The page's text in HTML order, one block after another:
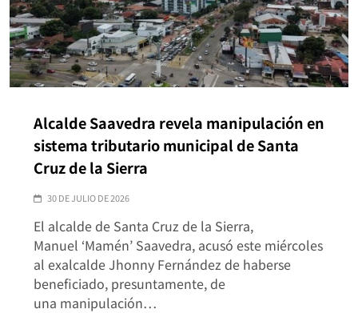
Alcalde Saavedra revela manipulación en
sistema tributario municipal de Santa
Cruz de la Sierra
30 DE JULIO DE 2026
El alcalde de Santa Cruz de la Sierra,
Manuel ‘Mamén’ Saavedra, acusó este miércoles
al exalcalde Jhonny Fernández de haberse
beneficiado, presuntamente, de
una manipulación…